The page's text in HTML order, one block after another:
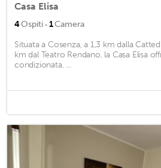
Casa Elisa
4Ospiti · 1Camera
Situata a Cosenza, a 1,3 km dalla
km dal Teatro Rendano, la Casa Elisa
condizionata. ...